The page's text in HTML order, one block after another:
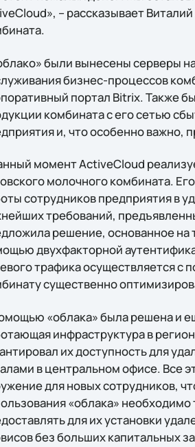
– рассказывает
были вынесены серверы
бизнес-процессов
портал Bitrix. Также
комбината с его сетью
и, что особенно важно,
момент ActiveCloud
молочного комбината.
сотрудников предприятия в
требований,
решение, основанное на
двухфакторной
трафика осуществляется с
существенно
«облака» была решена и
инфраструктура в
их доступность для
в центральном офисе. Все
для новых сотрудников,
«облака»
для их установки
без больших капитальных